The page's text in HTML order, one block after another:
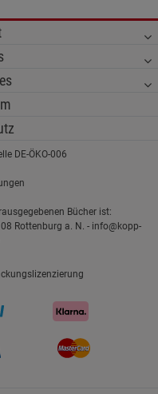
DE-ÖKO-006
Bücher ist:
Rottenburg a. N. - info@kopp-